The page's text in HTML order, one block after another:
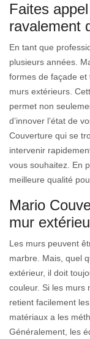
Faites
ravalement
En tant que
plusieurs années.
formes de façade
murs extérieurs.
permet non
d’innover l’état de
Couverture qui se
intervenir
vous souhaitez. En
meilleure qualité
Mario
mur
Les murs peuvent
marbre. Mais, quel
extérieur, il doit
couleur. Si les murs
retient facilement
matériaux a les
Généralement, les